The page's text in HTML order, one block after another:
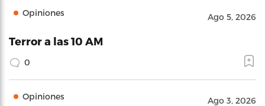
Opiniones Ago 5, 2026
Terror a las 10 AM
0
Opiniones Ago 3, 2026